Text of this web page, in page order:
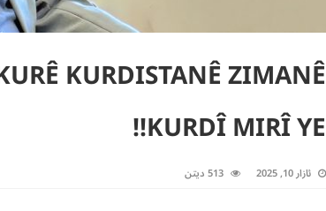
KURDISTANÊ ZIMANÊ
KURDÎ MIRÎ YE!!
ئازار 10, 2025 513 ديتن